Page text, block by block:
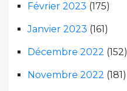
Février 2023 (175)
Janvier 2023 (161)
Décembre 2022 (152)
Novembre 2022 (181)